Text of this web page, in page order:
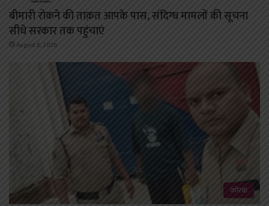
बीमारी रोकने की ताक़त आपके पास, संदिग्ध मामलों की सूचना
सीधे सरकार तक पहुंचाएं
August 6, 2026
कोरबा